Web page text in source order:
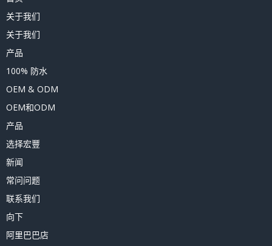
关于我们
关于我们
产品
100% 防水
OEM & ODM
OEM和ODM
产品
选择宏豐
新闻
常问问题
联系我们
向下
阿里巴巴店